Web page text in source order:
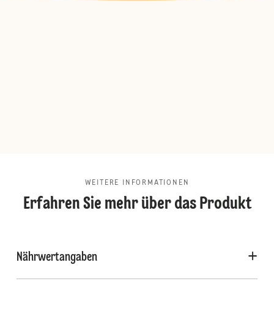
WEITERE INFORMATIONEN
Erfahren Sie mehr über das Produkt
Nährwertangaben